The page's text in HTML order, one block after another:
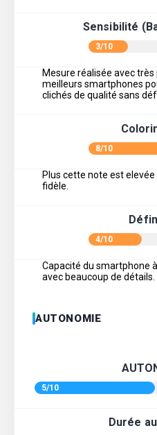
Sensibilité
3/10
Mesure réalisée avec très
meilleurs smartphones
clichés de qualité sans
8/10
Plus cette note est
fidèle.
4/10
Capacité du smartphone
avec beaucoup de détails.
AUTONOMIE
5/10
Durée